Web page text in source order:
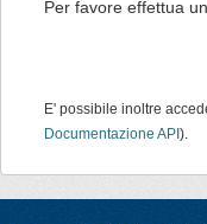
Per favore effettua
E' possibile inoltre
Documentazione API ).